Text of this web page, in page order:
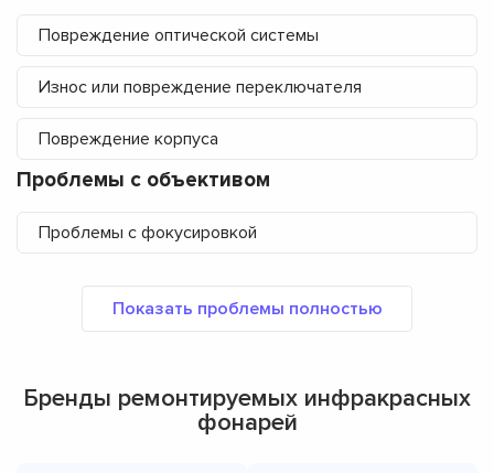
Повреждение оптической системы
Износ или повреждение переключателя
Повреждение корпуса
Проблемы с объективом
Проблемы с фокусировкой
Бренды ремонтируемых инфракрасных
фонарей